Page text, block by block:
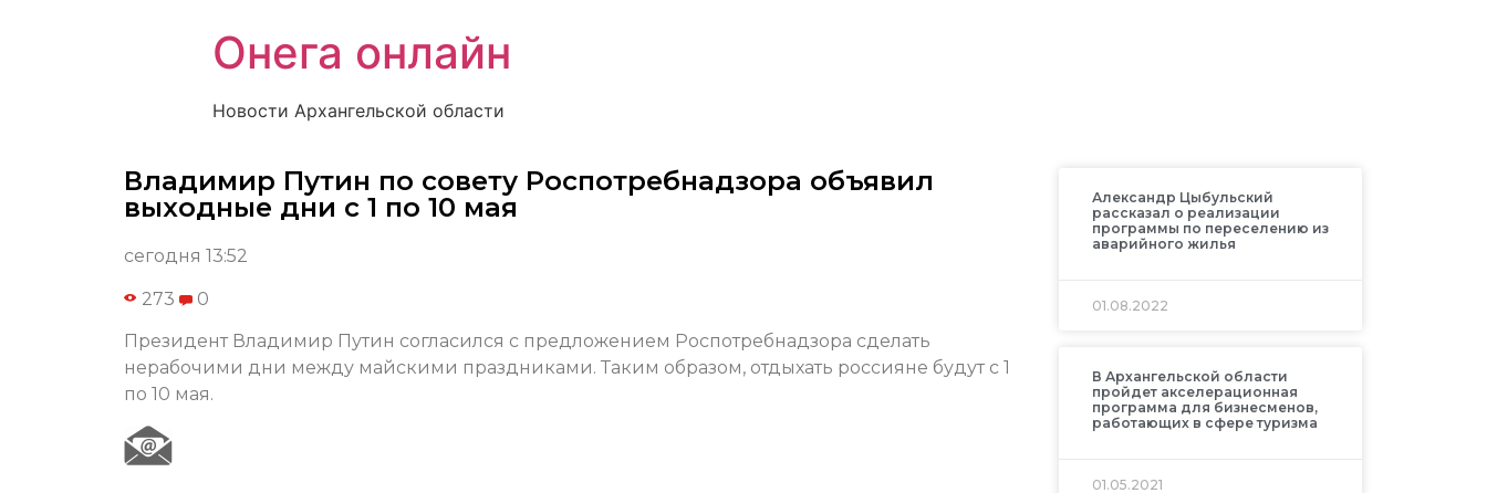
Онега онлайн
Новости Архангельской области
Владимир Путин по совету Роспотребнадзора объявил
выходные дни с 1 по 10 мая
сегодня 13:52
273 0
Президент Владимир Путин согласился с предложением Роспотребнадзора сделать
нерабочими дни между майскими праздниками. Таким образом, отдыхать россияне будут с 1
по 10 мая.
Александр Цыбульский
рассказал о реализации
программы по переселению из
аварийного жилья
01.08.2022
В Архангельской области
пройдет акселерационная
программа для бизнесменов,
работающих в сфере туризма
01.05.2021